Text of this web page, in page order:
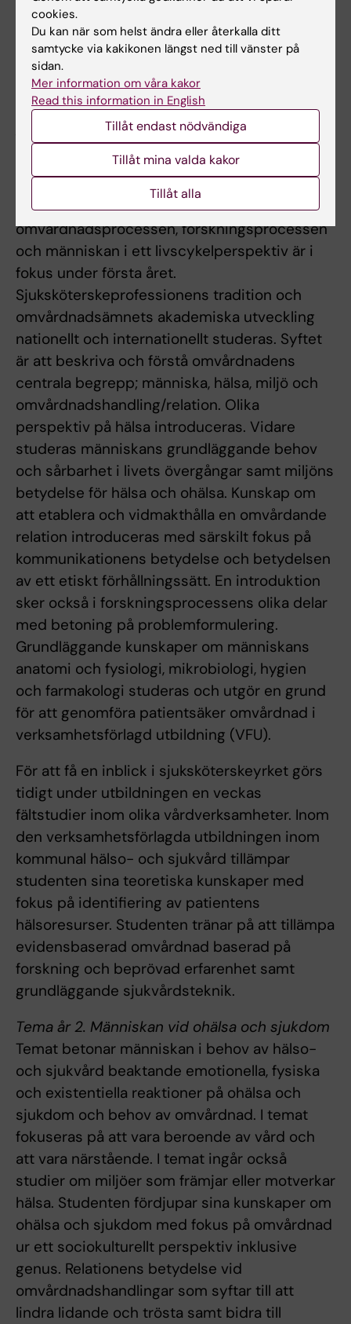
tydliggörs i de ingående kursernas
lärandemål. Genom hela utbildningen sker en
vetenskaplig, professionell och personlig
utveckling som beskrivs under
utvecklingrespektiveProfessionell och
personlig utveckling.
Utbildningens uppdelning i teman
Tema år 1. Människa och hälsa
Sjuksköterskans profession,
omvårdnadsprocessen, forskningsprocessen
och människan i ett livscykelperspektiv är i
fokus under första året.
Sjuksköterskeprofessionens tradition och
omvårdnadsämnets akademiska utveckling
nationellt och internationellt studeras. Syftet
är att beskriva och förstå omvårdnadens
centrala begrepp; människa, hälsa, miljö och
omvårdnadshandling/relation. Olika
perspektiv på hälsa introduceras. Vidare
studeras människans grundläggande behov
och sårbarhet i livets övergångar samt miljöns
betydelse för hälsa och ohälsa. Kunskap om
att etablera och vidmakthålla en omvårdande
relation introduceras med särskilt fokus på
kommunikationens betydelse och betydelsen
av ett etiskt förhållningssätt. En introduktion
sker också i forskningsprocessens olika delar
med betoning på problemformulering.
Grundläggande kunskaper om människans
anatomi och fysiologi, mikrobiologi, hygien
och farmakologi studeras och utgör en grund
för att genomföra patientsäker omvårdnad i
verksamhetsförlagd utbildning (VFU).
För att få en inblick i sjuksköterskeyrket görs
tidigt under utbildningen en veckas
fältstudier inom olika vårdverksamheter. Inom
den verksamhetsförlagda utbildningen inom
kommunal hälso- och sjukvård tillämpar
studenten sina teoretiska kunskaper med
fokus på identifiering av patientens
hälsoresurser. Studenten tränar på att tillämpa
evidensbaserad omvårdnad baserad på
forskning och beprövad erfarenhet samt
grundläggande sjukvårdsteknik.
Tema år 2. Människan vid ohälsa och sjukdom
Temat betonar människan i behov av hälso-
och sjukvård beaktande emotionella, fysiska
och existentiella reaktioner på ohälsa och
sjukdom och behov av omvårdnad. I temat
fokuseras på att vara beroende av vård och
att vara närstående. I temat ingår också
studier om miljöer som främjar eller motverkar
hälsa. Studenten fördjupar sina kunskaper om
ohälsa och sjukdom med fokus på omvårdnad
ur ett sociokulturellt perspektiv inklusive
genus. Relationens betydelse vid
omvårdnadshandlingar som syftar till att
lindra lidande och trösta samt bidra till
cookies.
Du kan när som helst ändra eller återkalla ditt
samtycke via kakikonen längst ned till vänster på
sidan.
Mer information om våra kakor
Read this information in English
Tillåt endast nödvändiga
Tillåt mina valda kakor
Tillåt alla